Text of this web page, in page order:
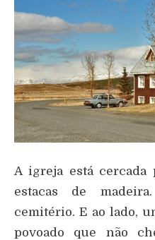
A igreja está
estacas de
cemitério. E ao lado,
povoado que não